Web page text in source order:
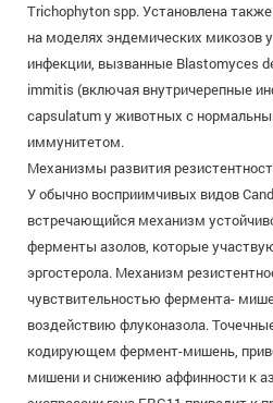
Trichophyton spp. Установлена
на моделях эндемических микозов
инфекции, вызванные Blastomyces
immitis (включая внутричерепные
capsulatum у животных с
иммунитетом.
Механизмы развития
У обычно восприимчивых видов
встречающийся механизм
ферменты азолов, которые
эргостерола. Механизм
чувствительностью фермента-
воздействию флуконазола.
кодирующем фермент-мишень,
мишени и снижению аффинности к